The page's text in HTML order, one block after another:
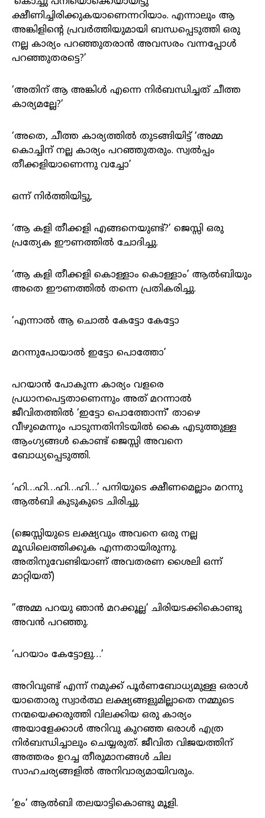
ക്ഷീണിച്ചിരിക്കുകയാണെന്നറിയാം. എന്നാലും ആ
അങ്കിളിന്റെ പ്രവർത്തിയുമായി ബന്ധപ്പെടുത്തി ഒരു
നല്ല കാര്യം പറഞ്ഞുതരാൻ അവസരം വന്നപ്പോൾ
പറഞ്ഞുതരട്ടെ?’
‘അതിന് ആ അങ്കിൾ എന്നെ നിർബന്ധിച്ചത് ചീത്ത
കാര്യമല്ലേ?’
‘അതെ, ചീത്ത കാര്യത്തിൽ തുടങ്ങിയിട്ട് ‘അമ്മ
കൊച്ചിന് നല്ല കാര്യം പറഞ്ഞുതരും. സ്വൽപ്പം
തീക്കളിയാണെന്നു വച്ചോ’
ഒന്ന് നിർത്തിയിട്ടു,
‘ആ കളി തീക്കളി എങ്ങനെയുണ്ട്?’ ജെസ്സി ഒരു
പ്രത്യേക ഈണത്തിൽ ചോദിച്ചു.
‘ആ കളി തീക്കളി കൊള്ളാം കൊള്ളാം’ ആൽബിയും
അതെ ഈണത്തിൽ തന്നെ പ്രതികരിച്ചു.
‘എന്നാൽ ആ ചൊൽ കേട്ടോ കേട്ടോ
മറന്നുപോയാൽ ഇട്ടോ പൊത്തോ’
പറയാൻ പോകുന്ന കാര്യം വളരെ
പ്രധാനപെട്ടതാണെന്നും അത് മറന്നാൽ
ജീവിതത്തിൽ ‘ഇട്ടോ പൊത്തോന്ന്’ താഴെ
വീഴുമെന്നും പാടുന്നതിനിടയിൽ കൈ എടുത്തുള്ള
ആംഗ്യങ്ങൾ കൊണ്ട് ജെസ്സി അവനെ
ബോധ്യപ്പെടുത്തി.
‘ഹി…ഹി…ഹി…ഹി…’ പനിയുടെ ക്ഷീണമെല്ലാം മറന്നു
ആൽബി കുടുകുടെ ചിരിച്ചു.
(ജെസ്സിയുടെ ലക്ഷ്യവും അവനെ ഒരു നല്ല
മൂഡിലെത്തിക്കുക എന്നതായിരുന്നു.
അതിനുവേണ്ടിയാണ് അവതരണ ശൈലി ഒന്ന്
മാറ്റിയത്)
”അമ്മ പറയു ഞാൻ മറക്കൂല്ല’ ചിരിയടക്കികൊണ്ടു
അവൻ പറഞ്ഞു.
‘പറയാം കേട്ടോളു…’
അറിവുണ്ട് എന്ന് നമുക്ക് പൂർണബോധ്യമുള്ള ഒരാൾ
യാതൊരു സ്വാർത്ഥ ലക്ഷ്യങ്ങളുമില്ലാതെ നമ്മുടെ
നന്മയെക്കരുത്തി വിലക്കിയ ഒരു കാര്യം
അയാളേക്കാൾ അറിവു കുറഞ്ഞ ഒരാൾ എത്ര
നിർബന്ധിച്ചാലും ചെയ്യരുത്. ജീവിത വിജയത്തിന്
അത്തരം ഉറച്ച തീരുമാനങ്ങൾ ചില
സാഹചര്യങ്ങളിൽ അനിവാര്യമായിവരും.
‘ഉം’ ആൽബി തലയാട്ടികൊണ്ടു മൂളി.